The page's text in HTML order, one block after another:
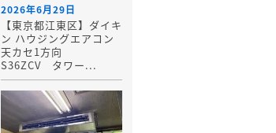
2026年6月29日
【東京都江東区】ダイキ
ン ハウジングエアコン
天カセ1方向
S36ZCV タワー...